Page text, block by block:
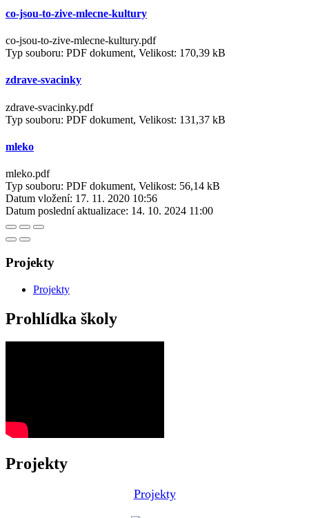
co-jsou-to-zive-mlecne-kultury
co-jsou-to-zive-mlecne-kultury.pdf
Typ souboru: PDF dokument, Velikost: 170,39 kB
zdrave-svacinky
zdrave-svacinky.pdf
Typ souboru: PDF dokument, Velikost: 131,37 kB
mleko
mleko.pdf
Typ souboru: PDF dokument, Velikost: 56,14 kB
Datum vložení: 17. 11. 2020 10:56
Datum poslední aktualizace: 14. 10. 2024 11:00
Projekty
Projekty
Prohlídka školy
Projekty
Projekty